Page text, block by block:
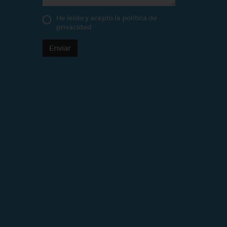
He leído y acepto la política de
privacidad
Enviar